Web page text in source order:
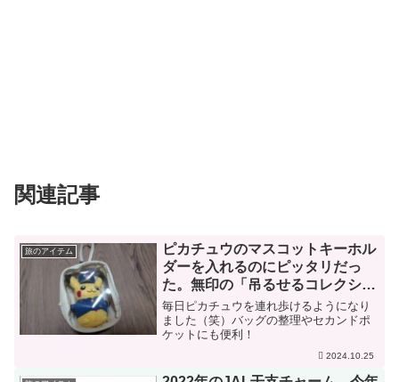
関連記事
旅のアイテム
ピカチュウのマスコットキーホル
ダーを入れるのにピッタリだっ
た。無印の「吊るせるコレクショ
ンポーチ」
毎日ピカチュウを連れ歩けるようになり
ました（笑）バッグの整理やセカンドポ
ケットにも便利！
2024.10.25